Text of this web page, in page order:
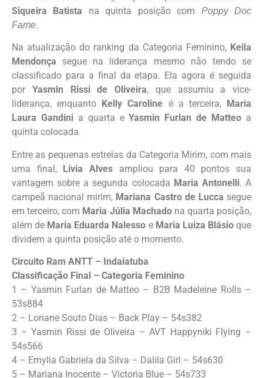
Siqueira Batista na quinta posição com Poppy Doc
Fame.
Na atualização do ranking da Categoria Feminino, Keila
Mendonça segue na liderança mesmo não tendo se
classificado para a final da etapa. Ela agora é seguida
por Yasmin Rissi de Oliveira, que assumiu a vice-
liderança, enquanto
Kelly Caroline é a terceira,
Maria
Laura Gandinia quarta eYasmin Furlan de Matteo a
quinta colocada.
Entre as pequenas estrelas da Categoria Mirim, com mais
uma final, Lívia Alvesampliou para 40 pontos sua
vantagem sobre a segunda colocada Maria Antonelli. A
campeã nacional mirim, Mariana Castro de Lucca segue
em terceiro, com Maria Júlia Machadona quarta posição,
além de Maria Eduarda Nalesso e Maria Luiza Blásioque
dividem a quinta posição até o momento.
Circuito Ram ANTT – Indaiatuba
Classificação Final – Categoria Feminino
1 – Yasmin Furlan de Matteo – B2B Madeleine Rolls –
53s884
2 – Loriane Souto Dias – Back Play – 54s382
3 – Yasmin Rissi de Oliveira – AVT Happyniki Flying –
54s566
4 – Emylia Gabriela da Silva – Dalila Girl – 54s630
5 – Mariana Inocente – Victoria Blue – 54s733